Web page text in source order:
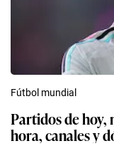
Fútbol mundial
Partidos de hoy,
hora, canales y